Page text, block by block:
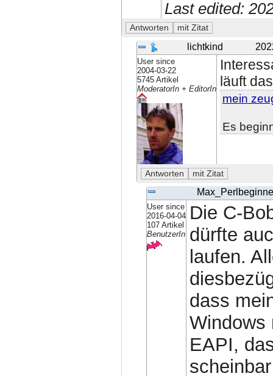
Last edited:
lichtkind
User since
2004-03-22
5745 Artikel
ModeratorIn + EditorIn läuft
mein
Es
User since
2016-04-04
107 Artikel
BenutzerIn
Die C-
dürfte
laufen.
dass
Windows
EAPI,